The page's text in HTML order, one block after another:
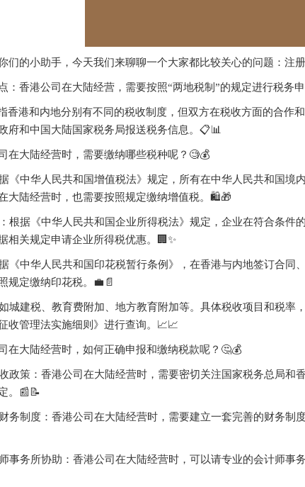
们的小助手，今天我们来聊聊一个大家都比较关心的问题：注
：香港公司在大陆经营，需要按照“两地税制”的规定进行税务
香港和内地分别有不同的税收制度，但双方在税收方面的合作
府和中国大陆国家税务局报送税务信息。📋📊
在大陆经营时，需要缴纳哪些税种呢？🧐💰
《中华人民共和国增值税法》规定，所有在中华人民共和国境
大陆经营时，也需要按照规定缴纳增值税。🛍️🎁
根据《中华人民共和国企业所得税法》规定，企业在符合条件
相关规定申请企业所得税优惠。🏢✨
《中华人民共和国印花税暂行条例》，在香港与内地签订合同
规定缴纳印花税。💼📄
城建税、教育费附加、地方教育附加等。具体税收项目和税率
收管理法实施细则》进行查询。📈📈
在大陆经营时，如何正确申报和缴纳税款呢？🤔💰
政策：香港公司在大陆经营时，需要密切关注国家税务总局和
。📰📝
务制度：香港公司在大陆经营时，需要建立一套完善的财务制
事务所协助：香港公司在大陆经营时，可以请专业的会计师事